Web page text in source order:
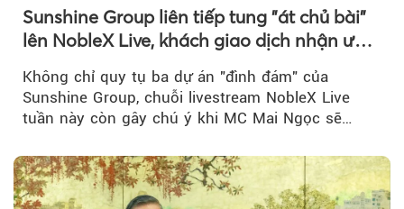
Sunshine Group liên tiếp tung "át chủ bài"
lên NobleX Live, khách giao dịch nhận ưu
Không chỉ quy tụ ba dự án "đình đám" của
Sunshine Group, chuỗi livestream NobleX Live
tuần này còn gây chú ý khi MC Mai Ngọc sẽ